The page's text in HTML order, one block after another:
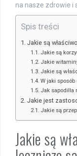
na nasze zdrowie i
Spis treści
Jakie są
Jakie są
Jakie
Jakie są
W jaki
Jak sapodilla
Jakie jest
Jakie są
Jakie są